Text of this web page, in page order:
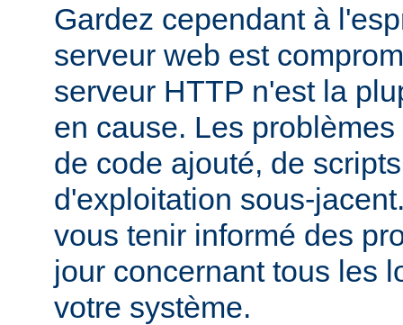
Gardez cependant à
serveur web est
serveur HTTP n'est la
en cause. Les
de code ajouté, de
d'exploitation sous-
vous tenir informé des
jour concernant tous les
votre système.